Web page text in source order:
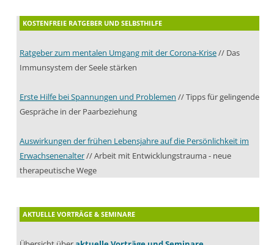
KOSTENFREIE RATGEBER UND SELBSTHILFE
Ratgeber zum mentalen Umgang mit der Corona-Krise// Das
Immunsystem der Seele stärken
Erste Hilfe bei Spannungen und Problemen // Tipps für gelingende
Gespräche in der Paarbeziehung
Auswirkungen der frühen Lebensjahre auf die Persönlichkeit im
Erwachsenenalter// Arbeit mit Entwicklungstrauma - neue
therapeutische Wege
AKTUELLE VORTRÄGE & SEMINARE